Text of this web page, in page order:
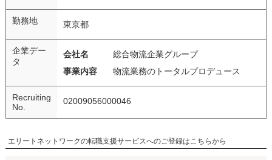
勤務地 東京都
企業デー
タ
会社名
総合物流企業グループ
事業内容
物流業務のトータルプロデュース
Recruiting
No.
02009056000046
エリートネットワークの転職支援サービスへのご登録はこちらから